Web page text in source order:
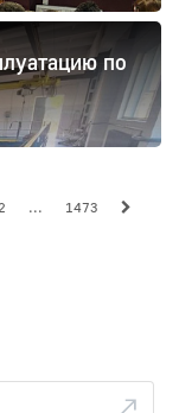
по
... 1473